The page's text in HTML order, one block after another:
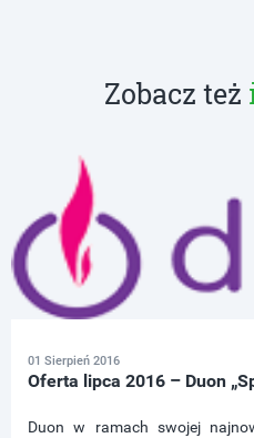
Zobacz też
01 Sierpień 2016
Oferta lipca 2016 – Duon
Duon w ramach swojej